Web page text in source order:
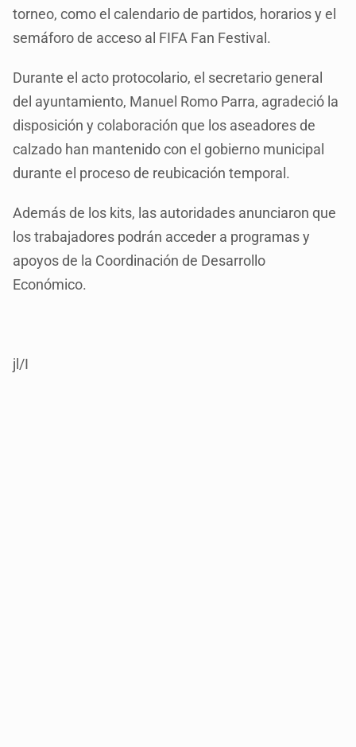
torneo, como el calendario de partidos, horarios y el
semáforo de acceso al FIFA Fan Festival.
Durante el acto protocolario, el secretario general
del ayuntamiento, Manuel Romo Parra, agradeció la
disposición y colaboración que los aseadores de
calzado han mantenido con el gobierno municipal
durante el proceso de reubicación temporal.
Además de los kits, las autoridades anunciaron que
los trabajadores podrán acceder a programas y
apoyos de la Coordinación de Desarrollo
Económico.
jl/I